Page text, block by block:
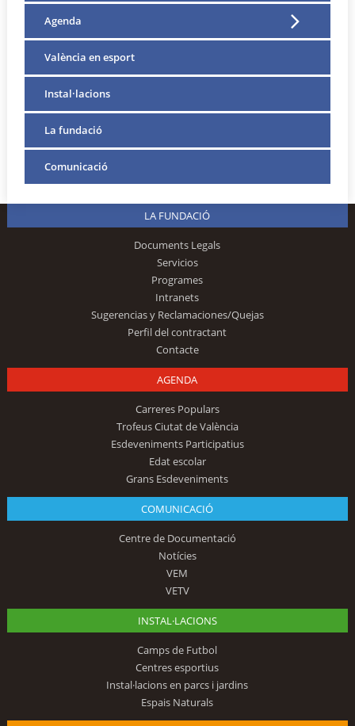
Agenda
València en esport
Instal·lacions
La fundació
Comunicació
LA FUNDACIÓ
Documents Legals
Servicios
Programes
Intranets
Sugerencias y Reclamaciones/Quejas
Perfil del contractant
Contacte
AGENDA
Carreres Populars
Trofeus Ciutat de València
Esdeveniments Participatius
Edat escolar
Grans Esdeveniments
COMUNICACIÓ
Centre de Documentació
Notícies
VEM
VETV
INSTAL·LACIONS
Camps de Futbol
Centres esportius
Instal·lacions en parcs i jardins
Espais Naturals